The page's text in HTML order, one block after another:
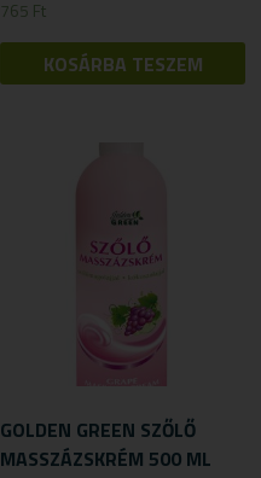
765 Ft
KOSÁRBA TESZEM
GOLDEN GREEN SZŐLŐ
MASSZÁZSKRÉM 500 ML